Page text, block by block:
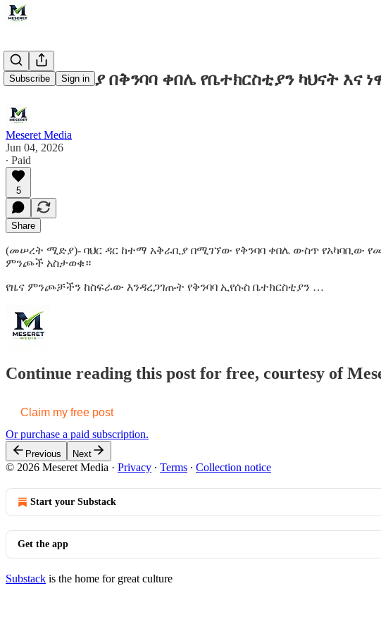
Subscribe Sign in
በባህር ዳር ዙሪያ በቅንባባ ቀበሌ የቤተክርስቲያን
Meseret Media
Jun 04, 2026
∙ Paid
5
Share
(መሠረት ሚድያ)- ባህር ዳር ከተማ አቅራቢያ በሚገኘው የቅንባባ ቀበሌ ውስጥ የአካባቢው
ምንጮች አስታወቁ።
የዜና ምንጮቻችን ከስፍራው እንዳረጋገጡት የቅንባባ ኢየሱስ ቤተክርስቲያን …
Continue reading this post for free, courtesy of
Claim my free post
Or purchase a paid subscription.
Previous Next
© 2026 Meseret Media · Privacy ∙ Terms ∙ Collection notice
Start your Substack
Get the app
Substack is the home for great culture